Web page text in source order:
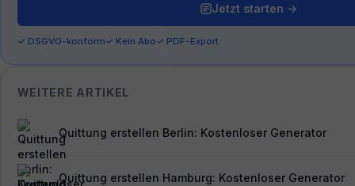
Jetzt starten →
✓ DSGVO-konform✓ Kein Abo✓ PDF-Export
WEITERE ARTIKEL
Quittung erstellen Berlin: Kostenloser Generator
Quittung erstellen Hamburg: Kostenloser Generator